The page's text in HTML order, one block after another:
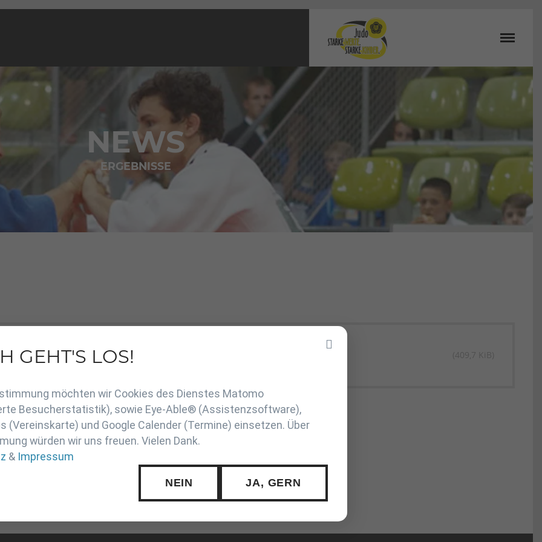
NEWS
ERGEBNISSE
(409,7 KiB)
GEHT'S LOS!
möchten wir Cookies des Dienstes Matomo
Besucherstatistik), sowie Eye-Able® (Assistenzsoftware),
(Vereinskarte) und Google Calender (Termine) einsetzen. Über
würden wir uns freuen. Vielen Dank.
& Impressum
NEIN JA, GERN